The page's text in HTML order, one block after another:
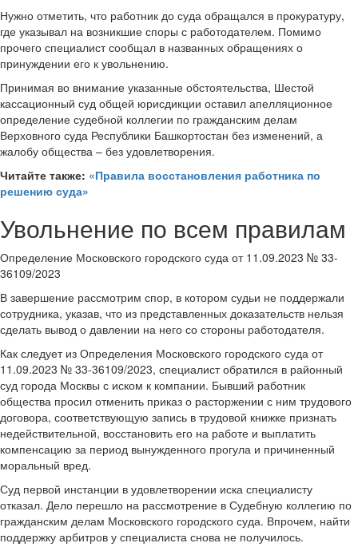
Нужно отметить, что работник до суда обращался в прокуратуру,
где указывал на возникшие споры с работодателем. Помимо
прочего специалист сообщал в названных обращениях о
принуждении его к увольнению.
Принимая во внимание указанные обстоятельства, Шестой
кассационный суд общей юрисдикции оставил апелляционное
определение судебной коллегии по гражданским делам
Верховного суда Республики Башкортостан без изменений, а
жалобу общества – без удовлетворения.
Читайте также: «Правила восстановления работника по
решению суда»
Увольнение по всем правилам
Определение Московского городского суда от 11.09.2023 № 33-
36109/2023
В завершение рассмотрим спор, в котором судьи не поддержали
сотрудника, указав, что из представленных доказательств нельзя
сделать вывод о давлении на него со стороны работодателя.
Как следует из Определения Московского городского суда от
11.09.2023 № 33-36109/2023, специалист обратился в районный
суд города Москвы с иском к компании. Бывший работник
общества просил отменить приказ о расторжении с ним трудового
договора, соответствующую запись в трудовой книжке признать
недействительной, восстановить его на работе и выплатить
компенсацию за период вынужденного прогула и причиненный
моральный вред.
Суд первой инстанции в удовлетворении иска специалисту
отказал. Дело перешло на рассмотрение в Судебную коллегию по
гражданским делам Московского городского суда. Впрочем, найти
поддержку арбитров у специалиста снова не получилось.